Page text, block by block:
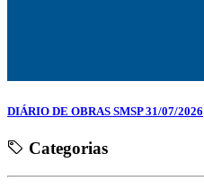
DIÁRIO DE OBRAS SMSP 31/07/2026
Categorias